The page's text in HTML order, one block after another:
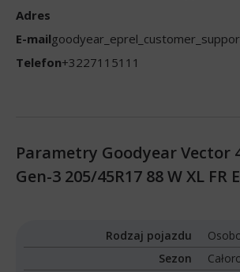
Adres
E-mail
Telefon+3227115111
Parametry Goodyear Vector
Gen-3 205/45R17 88 W XL FR
Rodzaj pojazdu
Sezon